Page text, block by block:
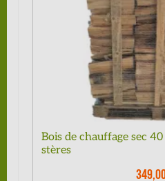
Bois de chauffage sec
stères